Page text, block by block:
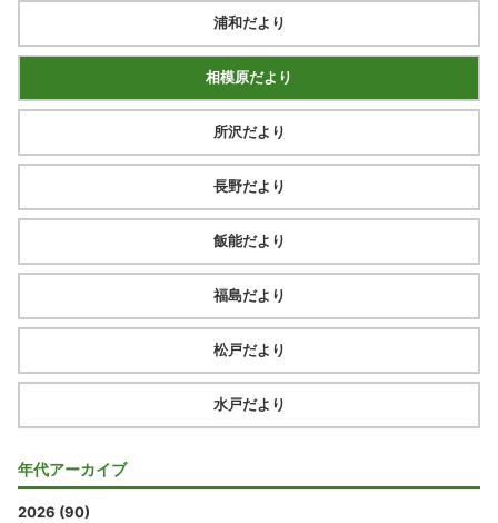
浦和だより
相模原だより
所沢だより
長野だより
飯能だより
福島だより
松戸だより
水戸だより
年代アーカイブ
2026 (90)